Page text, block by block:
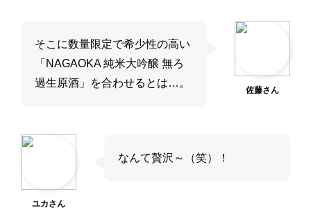
佐藤さん
そこに数量限定で希少性の高い
「NAGAOKA 純米大吟醸 無ろ
過生原酒」を合わせるとは…。
ユカさん
なんて贅沢～（笑）！